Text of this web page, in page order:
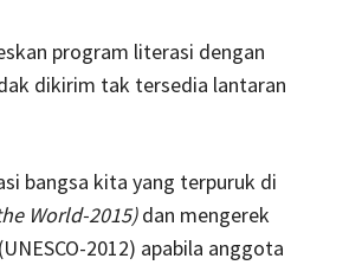
program literasi dengan
dikirim tak tersedia lantaran
bangsa kita yang terpuruk di
World-2015)dan mengerek
2012) apabila anggota